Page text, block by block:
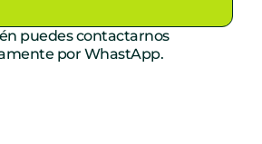
puedes contactarnos
por WhastApp.